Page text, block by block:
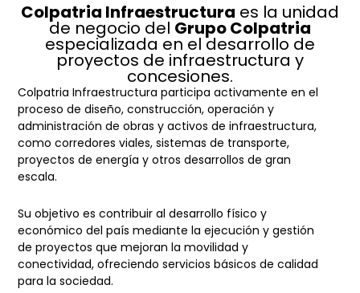
Colpatria Infraestructura es la unidad
de negocio del Grupo Colpatria
especializada en el desarrollo de
proyectos de infraestructura y
concesiones.
Colpatria Infraestructura participa activamente en el
proceso de diseño, construcción, operación y
administración de obras y activos de infraestructura,
como corredores viales, sistemas de transporte,
proyectos de energía y otros desarrollos de gran
escala.
Su objetivo es contribuir al desarrollo físico y
económico del país mediante la ejecución y gestión
de proyectos que mejoran la movilidad y
conectividad, ofreciendo servicios básicos de calidad
para la sociedad.